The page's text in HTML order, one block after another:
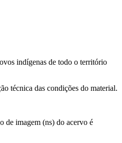
indígenas de todo o território
técnica das condições do material.
de imagem (ns) do acervo é